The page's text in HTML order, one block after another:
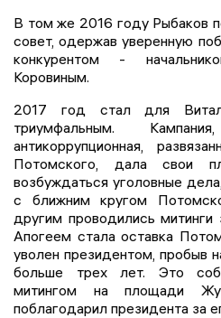
В том же 2016 году Рыбаков
совет, одержав уверенную
конкурентом -
Коровиным.
2017 год стал для
триумфальным.
антикоррупционная,
Потомского, дала свои
возбуждаться уголовные
с ближним кругом
другим проводились митинги
Апогеем стала оставка
уволен президентом, пробыв
больше трех лет. Это
митингом на площади
поблагодарил президента за